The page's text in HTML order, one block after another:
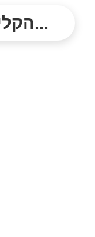
הקלידו נושא לימוד...